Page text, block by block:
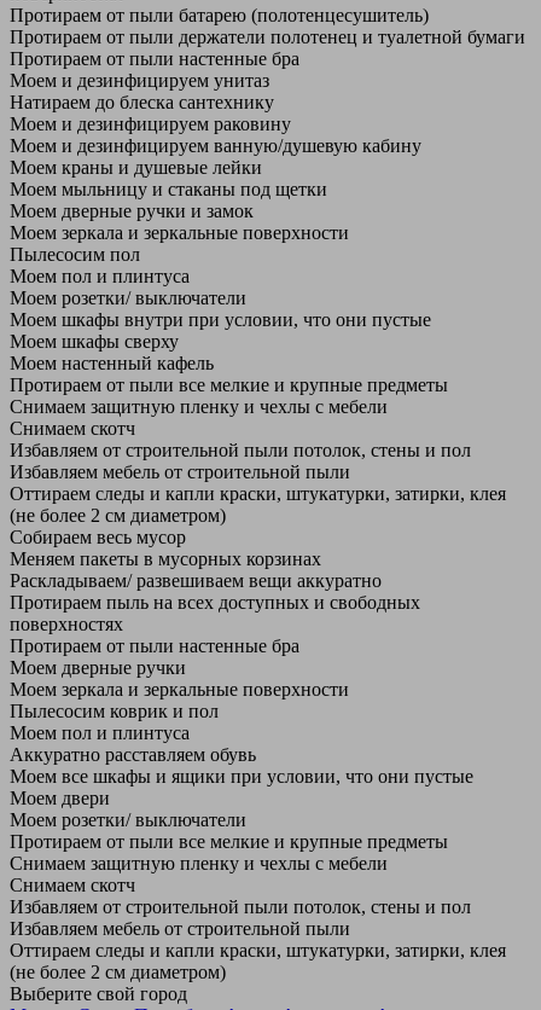
Протираем от пыли батарею (полотенцесушитель)
Протираем от пыли держатели полотенец и туалетной бумаги
Протираем от пыли настенные бра
Моем и дезинфицируем унитаз
Натираем до блеска сантехнику
Моем и дезинфицируем раковину
Моем и дезинфицируем ванную/душевую кабину
Моем краны и душевые лейки
Моем мыльницу и стаканы под щетки
Моем дверные ручки и замок
Моем зеркала и зеркальные поверхности
Пылесосим пол
Моем пол и плинтуса
Моем розетки/ выключатели
Моем шкафы внутри при условии, что они пустые
Моем шкафы сверху
Моем настенный кафель
Протираем от пыли все мелкие и крупные предметы
Снимаем защитную пленку и чехлы с мебели
Снимаем скотч
Избавляем от строительной пыли потолок, стены и пол
Избавляем мебель от строительной пыли
Оттираем следы и капли краски, штукатурки, затирки, клея
(не более 2 см диаметром)
Собираем весь мусор
Меняем пакеты в мусорных корзинах
Раскладываем/ развешиваем вещи аккуратно
Протираем пыль на всех доступных и свободных
поверхностях
Протираем от пыли настенные бра
Моем дверные ручки
Моем зеркала и зеркальные поверхности
Пылесосим коврик и пол
Моем пол и плинтуса
Аккуратно расставляем обувь
Моем все шкафы и ящики при условии, что они пустые
Моем двери
Моем розетки/ выключатели
Протираем от пыли все мелкие и крупные предметы
Снимаем защитную пленку и чехлы с мебели
Снимаем скотч
Избавляем от строительной пыли потолок, стены и пол
Избавляем мебель от строительной пыли
Оттираем следы и капли краски, штукатурки, затирки, клея
(не более 2 см диаметром)
Выберите свой город